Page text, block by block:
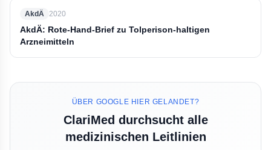
AkdÄ 2020
AkdÄ: Rote-Hand-Brief zu Tolperison-haltigen
Arzneimitteln
ÜBER GOOGLE HIER GELANDET?
ClariMed durchsucht alle
medizinischen Leitlinien